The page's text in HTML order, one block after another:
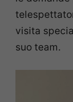
visita
suo team.